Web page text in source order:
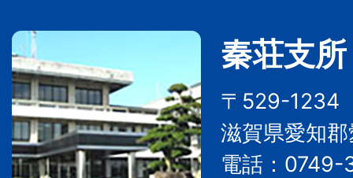
秦荘支所
〒529-
滋賀県愛知
電話：0749-